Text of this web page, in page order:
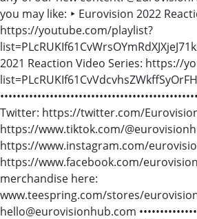
you may like: ‣ Eurovision 2022
https://youtube.com/playlist?
2021 Reaction Video Series: https://
Twitter: https://twitter.com/
https://www.tiktok.com/
https://www.instagram.com/
https://www.facebook.com/
merchandise here:
www.teespring.com/stores/
hello@eurovisionhub.com